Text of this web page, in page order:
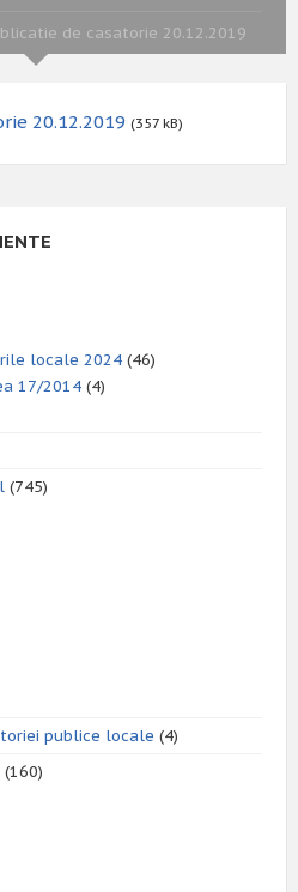
de casatorie 20.12.2019
20.12.2019 (357 kB)
locale 2024 (46)
17/2014 (4)
(745)
publice locale (4)
(160)